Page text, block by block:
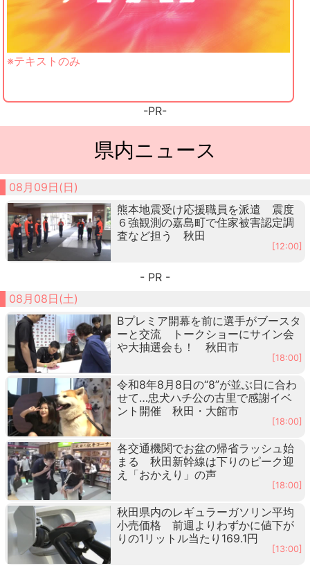
※テキストのみ
-PR-
県内ニュース
08月09日(日)
熊本地震受け応援職員を派遣 震度
６強観測の嘉島町で住家被害認定調
査など担う 秋田
[12:00]
- PR -
08月08日(土)
Bプレミア開幕を前に選手がブースタ
ーと交流 トークショーにサイン会
や大抽選会も！ 秋田市
[18:00]
令和8年8月8日の“8”が並ぶ日に合わ
せて…忠犬ハチ公の古里で感謝イベ
ント開催 秋田・大館市
[18:00]
各交通機関でお盆の帰省ラッシュ始
まる 秋田新幹線は下りのピーク迎
え「おかえり」の声
[18:00]
秋田県内のレギュラーガソリン平均
小売価格 前週よりわずかに値下が
りの1リットル当たり169.1円
[13:00]